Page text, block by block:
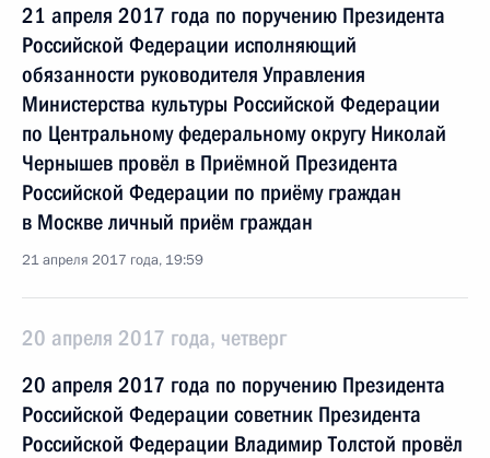
21 апреля 2017 года по поручению Президента
Российской Федерации исполняющий
обязанности руководителя Управления
Министерства культуры Российской Федерации
по Центральному федеральному округу Николай
Чернышев провёл в Приёмной Президента
Российской Федерации по приёму граждан
в Москве личный приём граждан
21 апреля 2017 года, 19:59
20 апреля 2017 года, четверг
20 апреля 2017 года по поручению Президента
Российской Федерации советник Президента
Российской Федерации Владимир Толстой провёл